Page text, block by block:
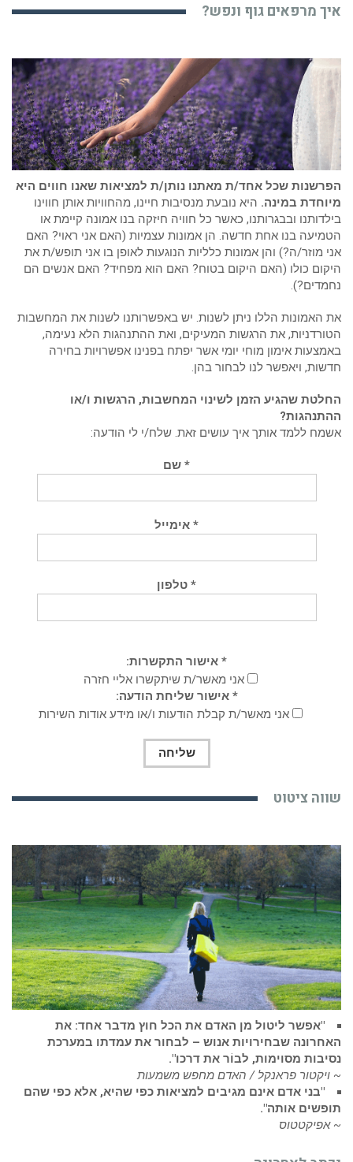
איך מרפאים גוף ונפש?
הפרשנות שכל אחד/ת מאתנו נותן/ת למציאות שאנו חווים היא
מיוחדת במינה. היא נובעת מנסיבות חיינו, מהחוויות אותן חווינו
בילדותנו ובבגרותנו, כאשר כל חוויה חיזקה בנו אמונה קיימת או
הטמיעה בנו אחת חדשה. הן אמונות עצמיות (האם אני ראוי? האם
אני מוזר/ה?) והן אמונות כלליות הנוגעות לאופן בו אני תופש/ת את
היקום כולו (האם היקום בטוח? האם הוא מפחיד? האם אנשים הם
נחמדים?).
את האמונות הללו ניתן לשנות. יש באפשרותנו לשנות את המחשבות
הטורדניות, את הרגשות המעיקים, ואת ההתנהגות הלא נעימה,
באמצעות אימון מוחי יומי אשר יפתח בפנינו אפשרויות בחירה
חדשות, ויאפשר לנו לבחור בהן.
החלטת שהגיע הזמן לשינוי המחשבות, הרגשות ו/או
ההתנהגות?
אשמח ללמד אותך איך עושים זאת. שלח/י לי הודעה:
* שם
* אימייל
* טלפון
* אישור התקשרות:
אני מאשר/ת שיתקשרו אליי חזרה
* אישור שליחת הודעה:
אני מאשר/ת קבלת הודעות ו/או מידע אודות השירות
שווה ציטוט
"אפשר ליטול מן האדם את הכל חוץ מדבר אחד: את
האחרונה שבחירויות אנוש – לבחור את עמדתו במערכת
נסיבות מסוימות, לבוֹר את דרכו".
~ ויקטור פראנקל / האדם מחפש משמעות
"בני אדם אינם מגיבים למציאות כפי שהיא, אלא כפי שהם
תופשים אותה".
~ אפיקטטוס